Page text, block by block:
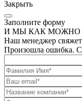
Закрыть
Заполните форму
И МЫ КАК МОЖНО
Наш менеджер
Произошла ошибка.